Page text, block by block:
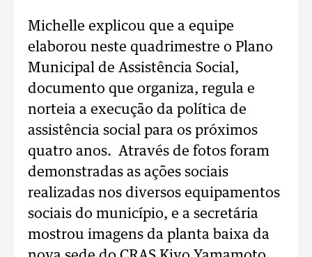
Michelle explicou que a equipe
elaborou neste quadrimestre o Plano
Municipal de Assistência Social,
documento que organiza, regula e
norteia a execução da política de
assistência social para os próximos
quatro anos. Através de fotos foram
demonstradas as ações sociais
realizadas nos diversos equipamentos
sociais do município, e a secretária
mostrou imagens da planta baixa da